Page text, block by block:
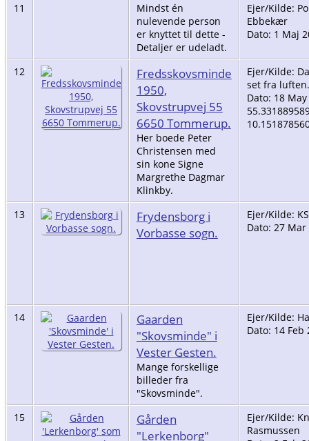
11
Mindst én
nulevende person
er knyttet til dette -
Detaljer er udeladt.
Ejer/Kilde:
Ebbekær
Dato: 1 Maj
12
Fredsskovsminde
1950,
Skovstrupvej 55
6650 Tommerup.
Her boede Peter
Christensen med
sin kone Signe
Margrethe Dagmar
Klinkby.
Ejer/Kilde:
set fra luften.
Dato: 18
13
Frydensborg i
Vorbasse sogn.
Ejer/Kilde: KS
Dato: 27 Mar
14
Gaarden
"Skovsminde" i
Vester Gesten.
Mange forskellige
billeder fra
"Skovsminde".
Ejer/Kilde:
Dato: 14 Feb
15
Gården
"Lerkenborg"
Ejer/Kilde:
Rasmussen